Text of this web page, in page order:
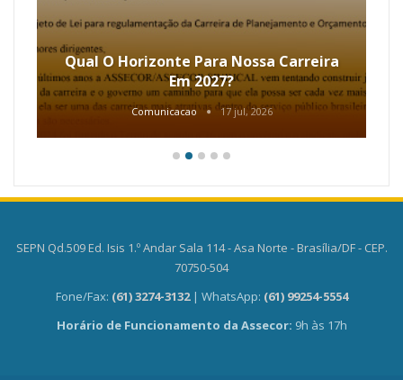
Qual O Horizonte Para Nossa Carreira
Em 2027?
Comunicacao 17 jul, 2026
SEPN Qd.509 Ed. Isis 1.º Andar Sala 114 - Asa Norte - Brasília/DF - CEP.
70750-504
Fone/Fax: (61) 3274-3132 | WhatsApp: (61) 99254-5554
Horário de Funcionamento da Assecor: 9h às 17h